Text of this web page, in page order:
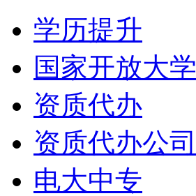
学历提升
国家开放大学
资质代办
资质代办公司
电大中专